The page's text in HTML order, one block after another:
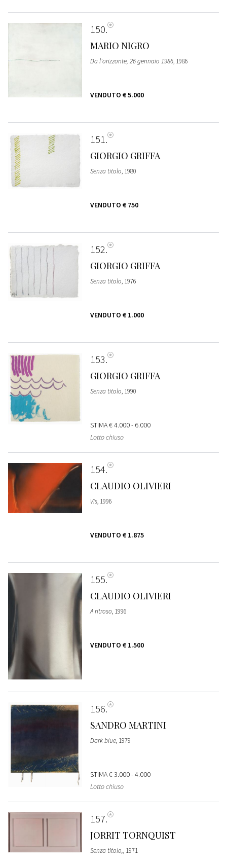
150
MARIO NIGRO
Da l'orizzonte, 26 gennaio 1986, 1986
VENDUTO € 5.000
151
GIORGIO GRIFFA
Senza titolo, 1980
VENDUTO € 750
152
GIORGIO GRIFFA
Senza titolo, 1976
VENDUTO € 1.000
153
GIORGIO GRIFFA
Senza titolo, 1990
STIMA€ 4.000 - 6.000
Lotto chiuso
154
CLAUDIO OLIVIERI
Vis, 1996
VENDUTO € 1.875
155
CLAUDIO OLIVIERI
A ritroso, 1996
VENDUTO € 1.500
156
SANDRO MARTINI
Dark blue, 1979
STIMA€ 3.000 - 4.000
Lotto chiuso
157
JORRIT TORNQUIST
Senza titolo,, 1971